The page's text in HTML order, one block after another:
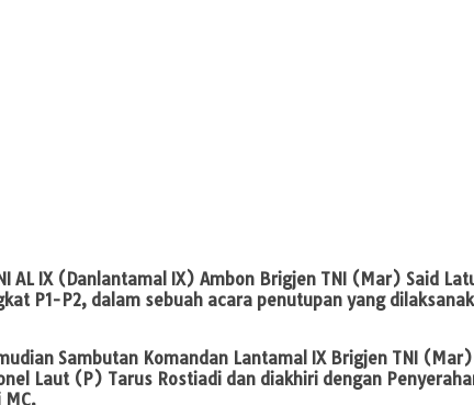
AL IX (Danlantamal IX) Ambon Brigjen TNI (Mar) Said
P1-P2, dalam sebuah acara penutupan yang
Sambutan Komandan Lantamal IX Brigjen TNI
Laut (P) Tarus Rostiadi dan diakhiri dengan
MC.